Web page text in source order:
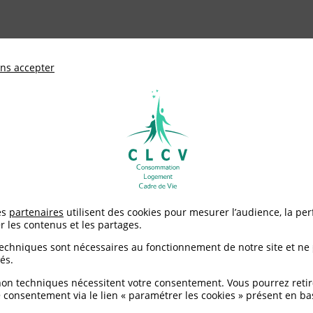
de défense des consommateurs et
Environnement / Santé
: 8 ans après les promesses, la CLCV souhaite un happy
8 ans après les
end
accepter
partenaires utilisent des cookies pour mesurer l’audience, la
les contenus et les partages.
sont nécessaires au fonctionnement de notre site et ne
techniques nécessitent votre consentement. Vous pourrez
via le lien « paramétrer les cookies » présent en